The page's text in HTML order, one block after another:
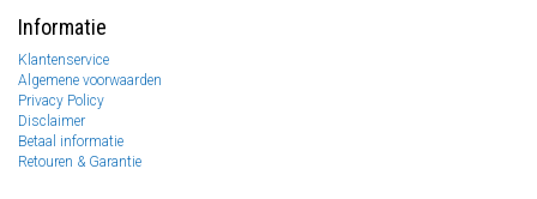
Informatie
Klantenservice
Algemene voorwaarden
Privacy Policy
Disclaimer
Betaal informatie
Retouren & Garantie